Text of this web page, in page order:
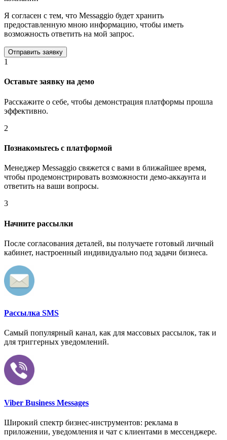
Я согласен с тем, что Messaggio будет хранить
предоставленную мною информацию, чтобы иметь
возможность ответить на мой запрос.
1
Оставьте заявку на демо
Расскажите о себе, чтобы демонстрация платформы прошла
эффективно.
2
Познакомьтесь с платформой
Менеджер Messaggio свяжется с вами в ближайшее время,
чтобы продемонстрировать возможности демо-аккаунта и
ответить на ваши вопросы.
3
Начните рассылки
После согласования деталей, вы получаете готовый личный
кабинет, настроенный индивидуально под задачи бизнеса.
Рассылка SMS
Самый популярный канал, как для массовых рассылок, так и
для триггерных уведомлений.
Viber Business Messages
Широкий спектр бизнес-инструментов: реклама в
приложении, уведомления и чат с клиентами в мессенджере.